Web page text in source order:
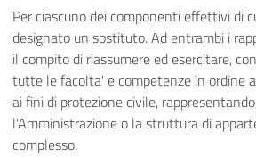
Per ciascuno dei componenti effettivi di
designato un sostituto. Ad entrambi i
il compito di riassumere ed esercitare,
tutte le facolta' e competenze in ordine
ai fini di protezione civile,
l'Amministrazione o la struttura di
complesso.